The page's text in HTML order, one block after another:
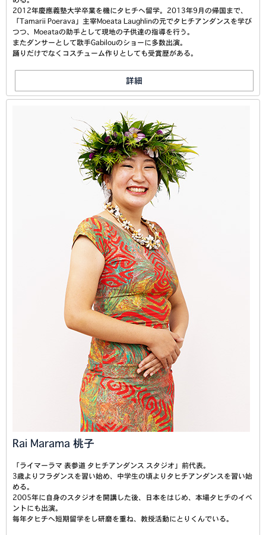
2012年慶應義塾大学卒業を機にタヒチへ留学。2013年9月の帰国まで、
「Tamarii Poerava」主宰Moeata Laughlinの元でタヒチアンダンスを学び
つつ、Moeataの助手として現地の子供達の指導を行う。
またダンサーとして歌手Gabilouのショーに多数出演。
踊りだけでなくコスチューム作りとしても受賞歴がある。
詳細
Rai Marama 桃子
「ライマーラマ 表参道 タヒチアンダンス スタジオ」前代表。
3歳よりフラダンスを習い始め、中学生の頃よりタヒチアンダンスを習い始
める。
2005年に自身のスタジオを開講した後、日本をはじめ、本場タヒチのイベ
ントにも出演。
毎年タヒチへ短期留学をし研磨を重ね、教授活動にとりくんでいる。